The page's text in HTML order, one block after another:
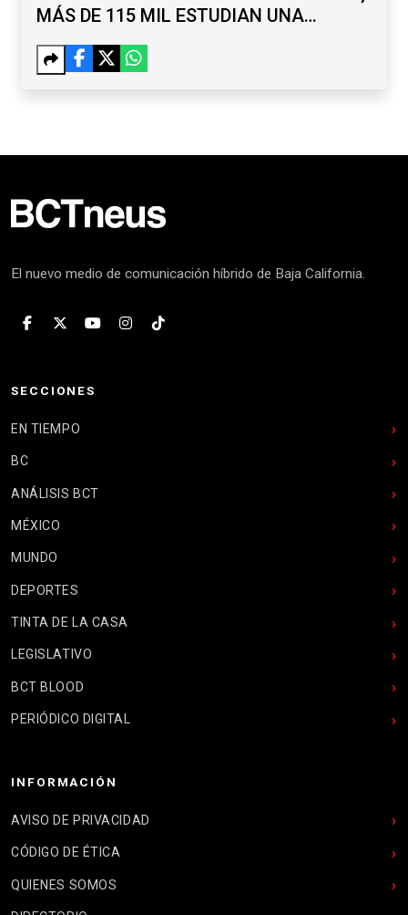
MÁS DE 115 MIL ESTUDIAN UNA
El nuevo medio de comunicación híbrido de Baja California.
SECCIONES
EN TIEMPO
BC
ANÁLISIS BCT
MÉXICO
MUNDO
DEPORTES
TINTA DE LA CASA
LEGISLATIVO
BCT BLOOD
PERIÓDICO DIGITAL
INFORMACIÓN
AVISO DE PRIVACIDAD
CÓDIGO DE ÉTICA
QUIENES SOMOS